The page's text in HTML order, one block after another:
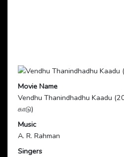
Movie Name
Vendhu Thanindhadhu Kaadu
காடு)
Music
A. R. Rahman
Singers